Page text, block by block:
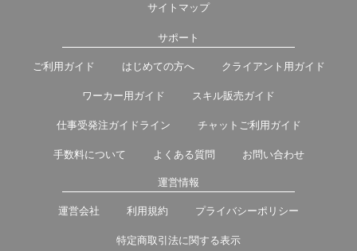
サイトマップ
サポート
ご利用ガイド はじめての方へ クライアント用ガイド
ワーカー用ガイド スキル販売ガイド
仕事受発注ガイドライン チャットご利用ガイド
手数料について よくある質問 お問い合わせ
運営情報
運営会社 利用規約 プライバシーポリシー
特定商取引法に関する表示